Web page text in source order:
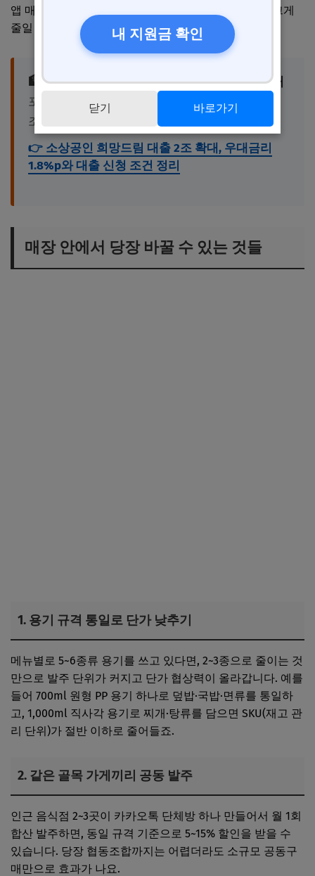
앱 매장 소개란과 포장 봉투 안에 넣으면 고객 반감을 크게
줄일 수 있어요.
🏦 우대금리 1.8%p, 급한 운영자금이 필요할 때
포장재 대량 구매 자금이 부족하다면 대출
조건부터 비교해 보시길 권합니다.
👉 소상공인 희망드림 대출 2조 확대, 우대금리
1.8%p와 대출 신청 조건 정리
매장 안에서 당장 바꿀 수 있는 것들
1. 용기 규격 통일로 단가 낮추기
메뉴별로 5~6종류 용기를 쓰고 있다면, 2~3종으로 줄이는 것
만으로 발주 단위가 커지고 단가 협상력이 올라갑니다. 예를
들어 700ml 원형 PP 용기 하나로 덮밥·국밥·면류를 통일하
고, 1,000ml 직사각 용기로 찌개·탕류를 담으면 SKU(재고 관
리 단위)가 절반 이하로 줄어들죠.
2. 같은 골목 가게끼리 공동 발주
인근 음식점 2~3곳이 카카오톡 단체방 하나 만들어서 월 1회
합산 발주하면, 동일 규격 기준으로 5~15% 할인을 받을 수
있습니다. 당장 협동조합까지는 어렵더라도 소규모 공동구
매만으로 효과가 나요.
내 지원금 확인
닫기 바로가기